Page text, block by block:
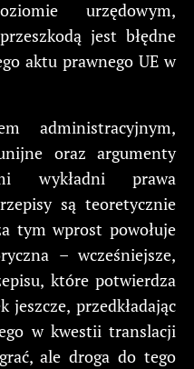
urzędowym,
jest błędne
aktu prawnego UE w
administracyjnym,
oraz argumenty
wykładni prawa
są teoretycznie
tym wprost powołuje
– wcześniejsze,
które potwierdza
przedkładając
w kwestii translacji
ale droga do tego